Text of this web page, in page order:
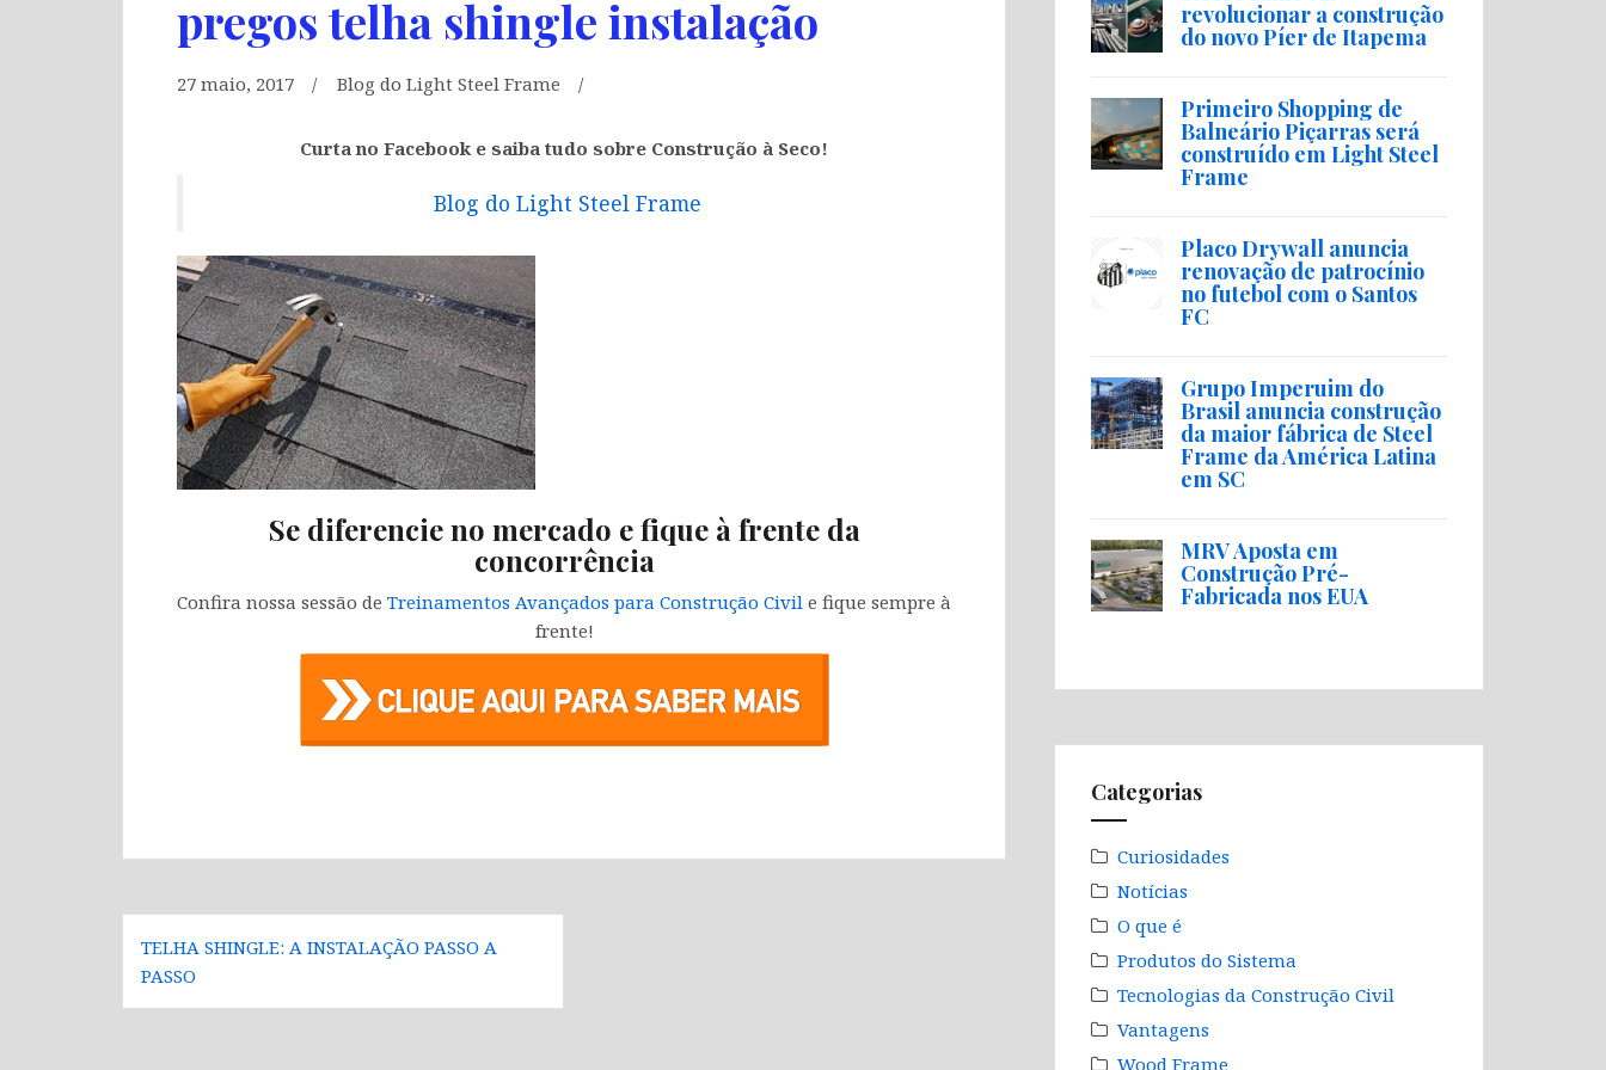
pregos telha shingle instalação
27 maio, 2017 Blog do Light Steel Frame
Curta no Facebook e saiba tudo sobre Construção à Seco!
Blog do Light Steel Frame
Se diferencie no mercado e fique à frente da
concorrência
Confira nossa sessão de Treinamentos Avançados para Construção Civil e fique sempre à
frente!
Navegação
de
Post
TELHA SHINGLE: A INSTALAÇÃO PASSO A
PASSO
revolucionar a construção
do novo Píer de Itapema
Primeiro Shopping de
Balneário Piçarras será
construído em Light Steel
Frame
Placo Drywall anuncia
renovação de patrocínio
no futebol com o Santos
FC
Grupo Imperuim do
Brasil anuncia construção
da maior fábrica de Steel
Frame da América Latina
em SC
MRV Aposta em
Construção Pré-
Fabricada nos EUA
Categorias
Curiosidades
Notícias
O que é
Produtos do Sistema
Tecnologias da Construção Civil
Vantagens
Wood Frame